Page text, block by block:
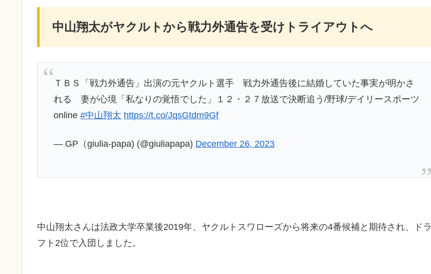
中山翔太がヤクルトから戦力外通告を受けトライアウトへ
ＴＢＳ「戦力外通告」出演の元ヤクルト選手 戦力外通告後に結婚していた事実が明かさ
れる 妻が心境「私なりの覚悟でした」１２・２７放送で決断追う/野球/デイリースポーツ
online#中山翔太 https://t.co/JqsGtdm9Gf
— GP（giulia-papa) (@giuliapapa) December 26, 2023
中山翔太さんは法政大学卒業後2019年、ヤクルトスワローズから将来の4番候補と期待され、ドラ
フト2位で入団しました。